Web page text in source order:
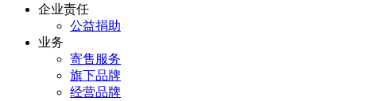
企业责任
公益捐助
业务
寄售服务
旗下品牌
经营品牌